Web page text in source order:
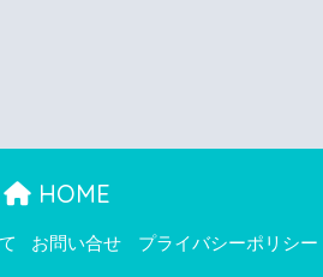
HOME
お問い合せ プライバシーポリシー